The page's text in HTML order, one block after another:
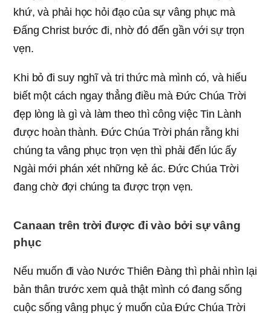
khứ, và phải học hỏi đạo của sự vâng phục mà
Đấng Christ bước đi, nhờ đó đến gần với sự trọn
vẹn.
Khi bỏ đi suy nghĩ và tri thức mà mình có, và hiểu
biết một cách ngay thẳng điều mà Đức Chúa Trời
đẹp lòng là gì và làm theo thì công việc Tin Lành
được hoàn thành. Đức Chúa Trời phán rằng khi
chúng ta vâng phục trọn vẹn thì phải đến lúc ấy
Ngài mới phán xét những kẻ ác. Đức Chúa Trời
đang chờ đợi chúng ta được trọn vẹn.
Canaan trên trời được đi vào bởi sự vâng
phục
Nếu muốn đi vào Nước Thiên Đàng thì phải nhìn lại
bản thân trước xem quả thật mình có đang sống
cuộc sống vâng phục ý muốn của Đức Chúa Trời